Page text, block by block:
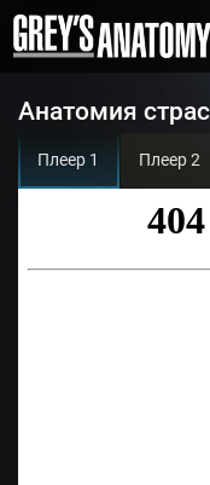
Анатомия
Плеер 1 Плеер 2